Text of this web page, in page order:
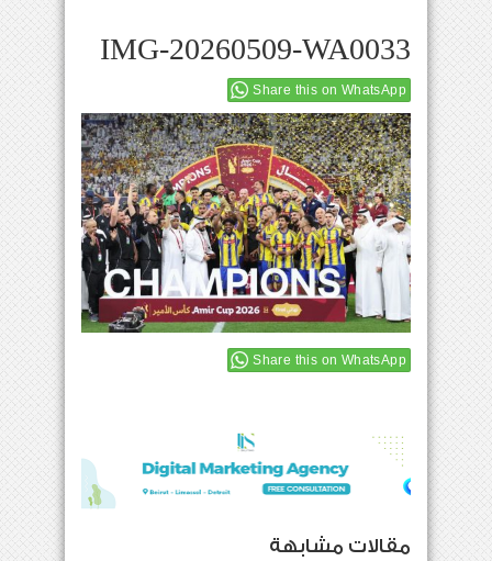
IMG-20260509-WA0033
Share this on WhatsApp
Share this on WhatsApp
مقالات مشابهة